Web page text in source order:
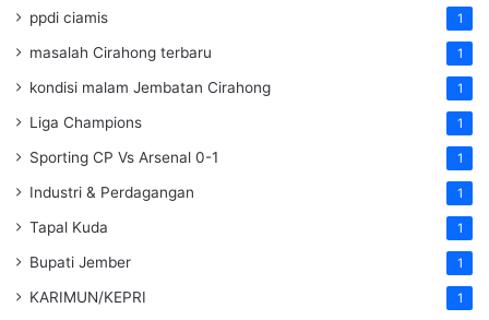
ppdi ciamis 1
masalah Cirahong terbaru 1
kondisi malam Jembatan Cirahong 1
Liga Champions 1
Sporting CP Vs Arsenal 0-1 1
Industri & Perdagangan 1
Tapal Kuda 1
Bupati Jember 1
KARIMUN/KEPRI 1